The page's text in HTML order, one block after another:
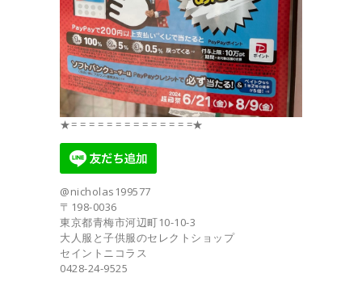
★= = = = = = = = = = = = = =★
@nicholas199577
〒198-0036
東京都青梅市河辺町10-10-3
大人服と子供服のセレクトショップ
セイントニコラス
0428-24-9525